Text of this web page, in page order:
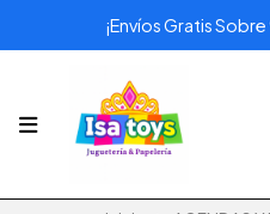
¡Envíos Gratis